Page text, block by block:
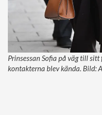
Prinsessan Sofia på väg till
kontakterna blev kända. Bild: